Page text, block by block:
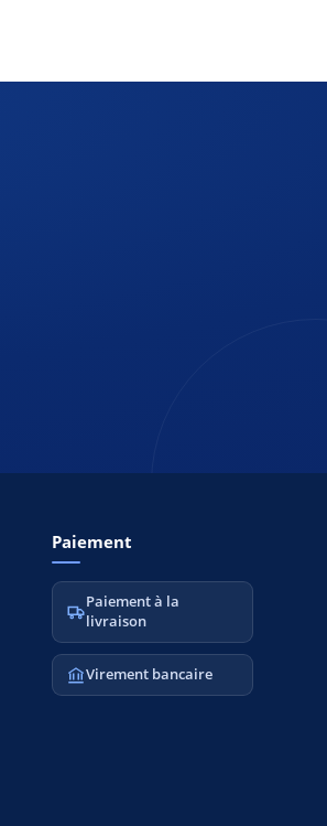
Paiement
Paiement à la
livraison
Virement bancaire